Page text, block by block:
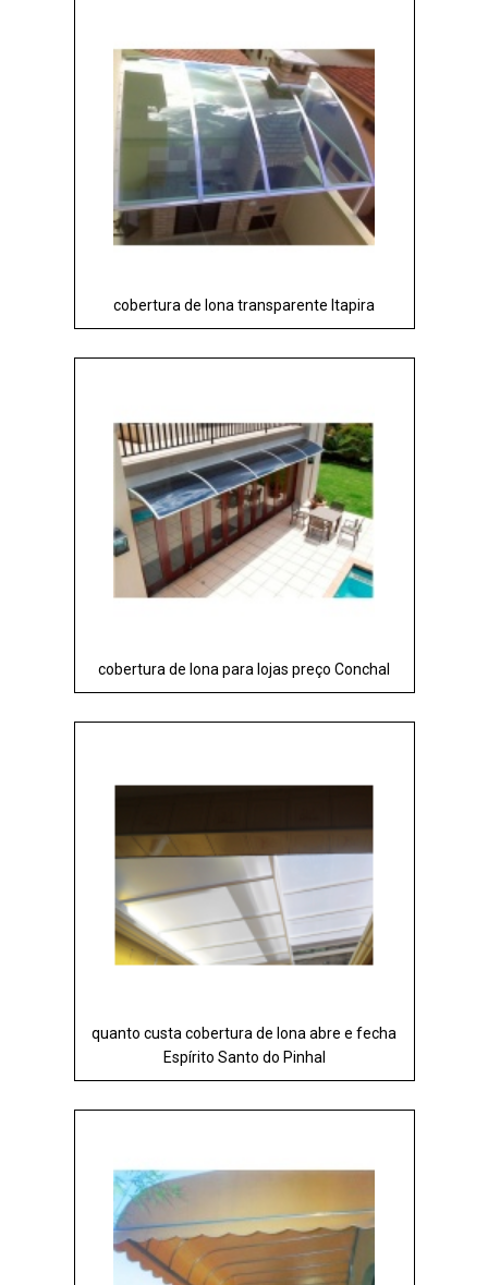
cobertura de lona transparente Itapira
cobertura de lona para lojas preço Conchal
quanto custa cobertura de lona abre e fecha
Espírito Santo do Pinhal